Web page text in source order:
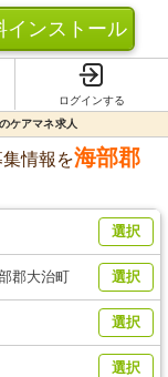
インストール
ログインする
ケアマネ求人
情報を海部郡
選択
郡大治町 選択
選択
選択